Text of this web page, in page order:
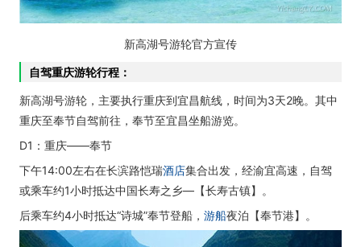
新高湖号游轮官方宣传
自驾重庆游轮行程：
新高湖号游轮，主要执行重庆到宜昌航线，时间为3天2晚。其中
重庆至奉节自驾前往，奉节至宜昌坐船游览。
D1：重庆——奉节
下午14:00左右在长滨路恺瑞酒店集合出发，经渝宜高速，自驾
或乘车约1小时抵达中国长寿之乡—【长寿古镇】。
后乘车约4小时抵达“诗城”奉节登船， 游船夜泊【奉节港】。